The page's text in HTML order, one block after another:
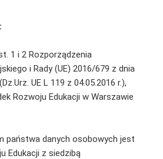
1 i 2 Rozporządzenia
i Rady (UE) 2016/679 z dnia
UE L 119 z 04.05.2016 r.),
Rozwoju Edukacji w Warszawie
państwa danych osobowych jest
Edukacji z siedzibą